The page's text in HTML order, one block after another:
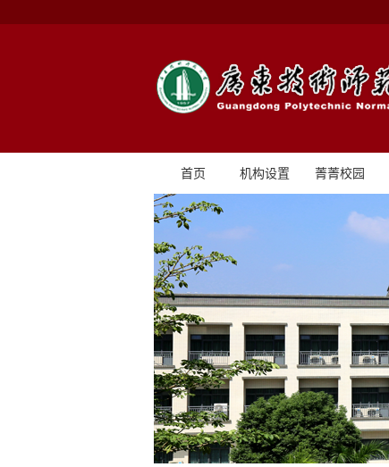
首页 机构设置 菁菁校园